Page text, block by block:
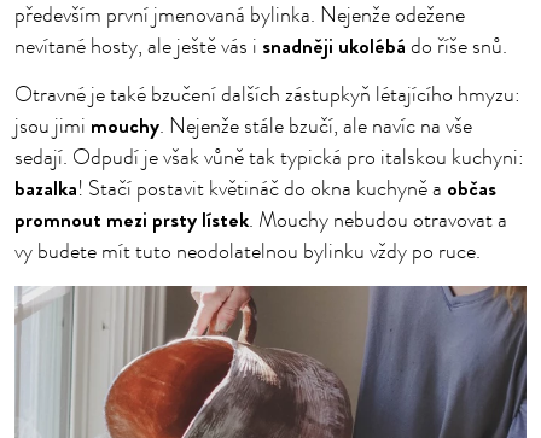
především první jmenovaná bylinka. Nejenže odežene
nevítané hosty, ale ještě vás i snadněji ukolébá do říše snů.
Otravné je také bzučení dalších zástupkyň létajícího hmyzu:
jsou jimi mouchy. Nejenže stále bzučí, ale navíc na vše
sedají. Odpudí je však vůně tak typická pro italskou kuchyni:
bazalka! Stačí postavit květináč do okna kuchyně a občas
promnout mezi prsty lístek. Mouchy nebudou otravovat a
vy budete mít tuto neodolatelnou bylinku vždy po ruce.